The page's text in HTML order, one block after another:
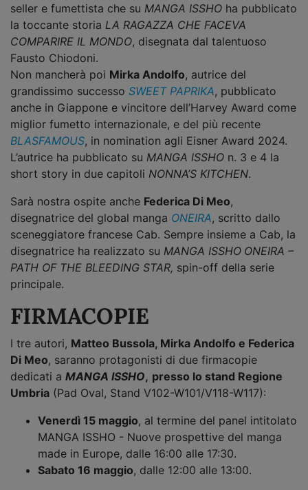
seller e fumettista che su MANGA ISSHO ha pubblicato
la toccante storia LA RAGAZZA CHE FACEVA
COMPARIRE IL MONDO, disegnata dal talentuoso
Fausto Chiodoni.
Non mancherà poi Mirka Andolfo, autrice del
grandissimo successo SWEET PAPRIKA, pubblicato
anche in Giappone e vincitore dell’Harvey Award come
miglior fumetto internazionale, e del più recente
BLASFAMOUS, in nomination agli Eisner Award 2024.
L’autrice ha pubblicato su MANGA ISSHO n. 3 e 4 la
short story in due capitoli NONNA’S KITCHEN.
Sarà nostra ospite anche Federica Di Meo,
disegnatrice del global manga ONEIRA, scritto dallo
sceneggiatore francese Cab. Sempre insieme a Cab, la
disegnatrice ha realizzato su MANGA ISSHO ONEIRA –
PATH OF THE BLEEDING STAR, spin-off della serie
principale.
FIRMACOPIE
I tre autori, Matteo Bussola, Mirka Andolfo e Federica
Di Meo, saranno protagonisti di due firmacopie
dedicati a MANGA ISSHO, presso lo stand Regione
Umbria (Pad Oval, Stand V102-W101/V118-W117):
Venerdì 15 maggio, al termine del panel intitolato
MANGA ISSHO - Nuove prospettive del manga
made in Europe, dalle 16:00 alle 17:30.
Sabato 16 maggio, dalle 12:00 alle 13:00.